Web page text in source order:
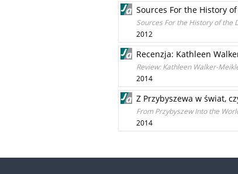
Sources For the History
Sources For the History of the
2012
Recenzja: Kathleen
Review: Kathleen Walker-
2014
Z Przybyszewa w świat,
From Przybyszew Into the
2014